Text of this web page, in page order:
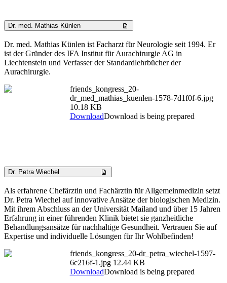
Dr. med. Mathias Künlen
Dr. med. Mathias Künlen ist Facharzt für Neurologie seit 1994. Er
ist der Gründer des IFA Institut für Aurachirurgie AG in
Liechtenstein und Verfasser der Standardlehrbücher der
Aurachirurgie.
friends_kongress_20-
dr_med_mathias_kuenlen-1578-7d1f0f-6.jpg
10.18 KB
DownloadDownload is being prepared
Dr. Petra Wiechel
Als erfahrene Chefärztin und Fachärztin für Allgemeinmedizin setzt
Dr. Petra Wiechel auf innovative Ansätze der biologischen Medizin.
Mit ihrem Abschluss an der Universität Mailand und über 15 Jahren
Erfahrung in einer führenden Klinik bietet sie ganzheitliche
Behandlungsansätze für nachhaltige Gesundheit. Vertrauen Sie auf
Expertise und individuelle Lösungen für Ihr Wohlbefinden!
friends_kongress_20-dr_petra_wiechel-1597-
6c216f-1.jpg 12.44 KB
DownloadDownload is being prepared